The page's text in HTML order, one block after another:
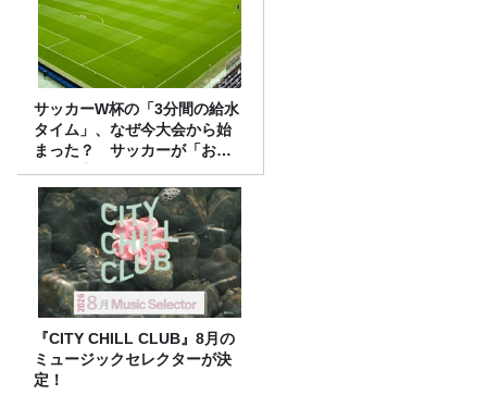
サッカーW杯の「3分間の給水
タイム」、なぜ今大会から始
まった？ サッカーが「お
金」に変わる仕組み
『CITY CHILL CLUB』8月の
ミュージックセレクターが決
定！